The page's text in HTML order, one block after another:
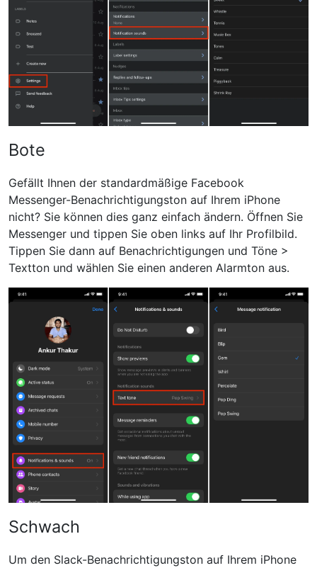
Bote
Gefällt Ihnen der standardmäßige Facebook
Messenger-Benachrichtigungston auf Ihrem iPhone
nicht? Sie können dies ganz einfach ändern. Öffnen Sie
Messenger und tippen Sie oben links auf Ihr Profilbild.
Tippen Sie dann auf Benachrichtigungen und Töne >
Textton und wählen Sie einen anderen Alarmton aus.
Schwach
Um den Slack-Benachrichtigungston auf Ihrem iPhone